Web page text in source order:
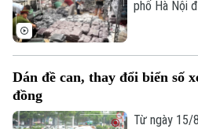
Tư vấn sức khỏe
Quần vợt
Tin tức
Sao
Điện ảnh
Đã phát sóng
phố Hà Nội
công
Dán đề can, thay đổi biển số
đồng
Từ ngày 15/